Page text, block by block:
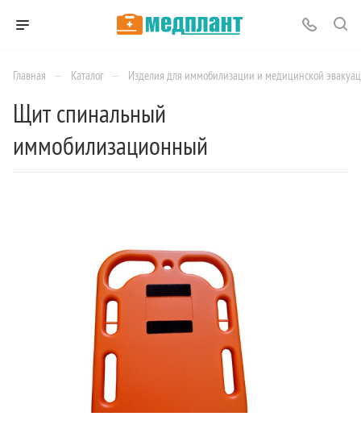
Главная — Каталог — Изделия для иммобилизации и медицинской
Щит спинальный
иммобилизационный